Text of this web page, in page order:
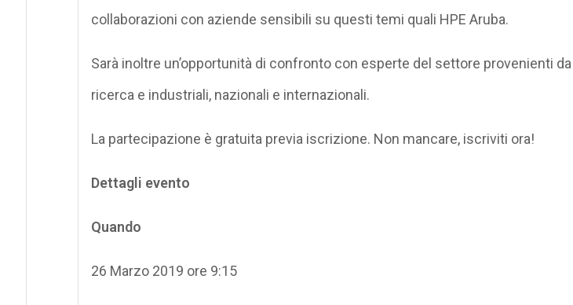
collaborazioni con aziende sensibili su questi temi quali HPE Aruba.
Sarà inoltre un’opportunità di confronto con esperte del settore provenienti
ricerca e industriali, nazionali e internazionali.
La partecipazione è gratuita previa iscrizione. Non mancare, iscriviti ora!
Dettagli evento
Quando
26 Marzo 2019 ore 9:15